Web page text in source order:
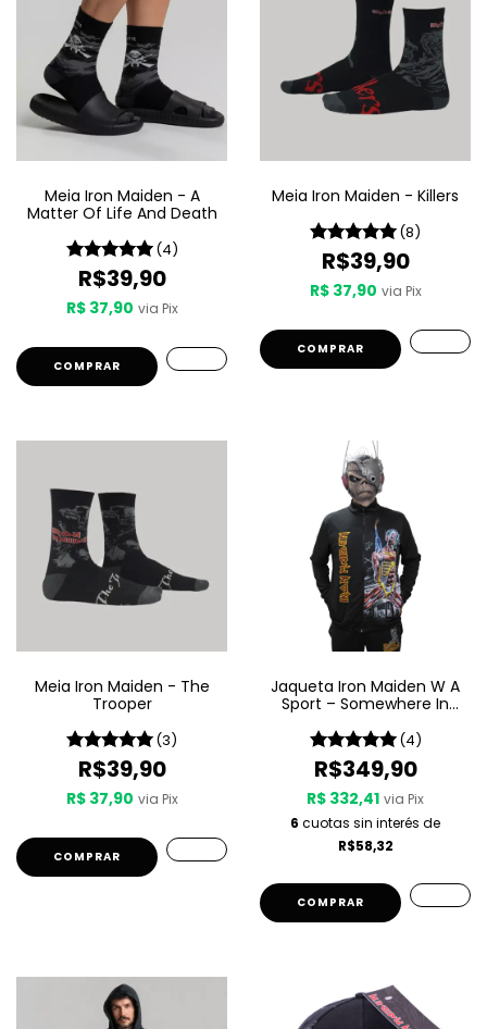
Meia Iron Maiden - A
Matter Of Life And Death
(4)
R$39,90
R$ 37,90 via Pix
COMPRAR
Meia Iron Maiden - Killers
(8)
R$39,90
R$ 37,90 via Pix
COMPRAR
Meia Iron Maiden - The
Trooper
(3)
R$39,90
R$ 37,90 via Pix
COMPRAR
Jaqueta Iron Maiden W A
Sport – Somewhere In
(4)
R$349,90
R$ 332,41 via Pix
6 cuotas sin interés de
R$58,32
COMPRAR